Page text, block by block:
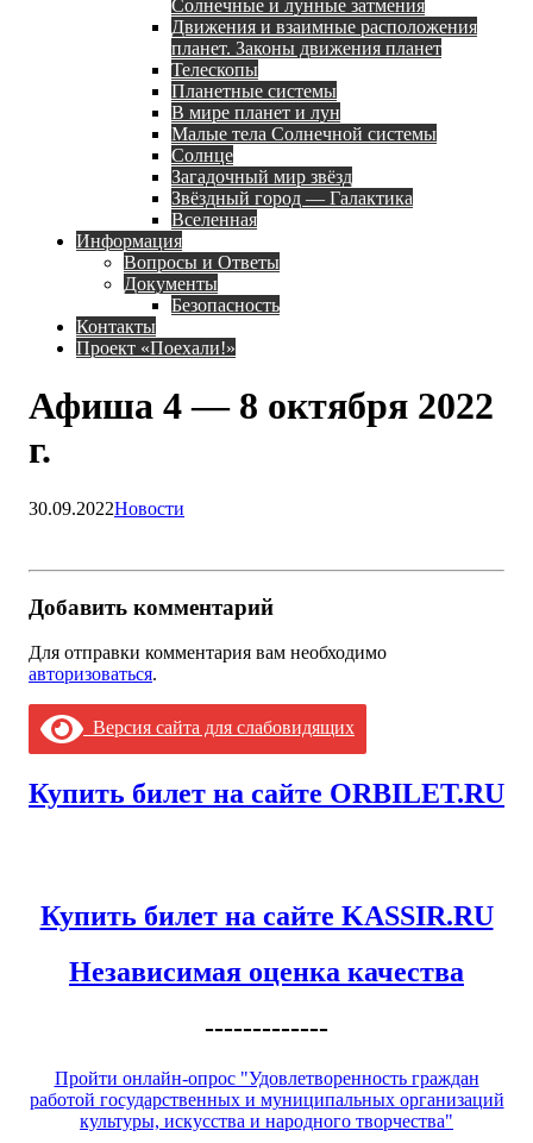
Солнечные и лунные затмения
Движения и взаимные расположения
планет. Законы движения планет
Телескопы
Планетные системы
В мире планет и лун
Малые тела Солнечной системы
Солнце
Загадочный мир звёзд
Звёздный город — Галактика
Вселенная
Информация
Вопросы и Ответы
Документы
Безопасность
Контакты
Проект «Поехали!»
Афиша 4 — 8 октября 2022
г.
30.09.2022Новости
Добавить комментарий
Для отправки комментария вам необходимо
авторизоваться.
Версия сайта для слабовидящих
Купить билет на сайте ORBILET.RU
Купить билет на сайте KASSIR.RU
Независимая оценка качества
-------------
Пройти онлайн-опрос "Удовлетворенность граждан
работой государственных и муниципальных организаций
культуры, искусства и народного творчества"